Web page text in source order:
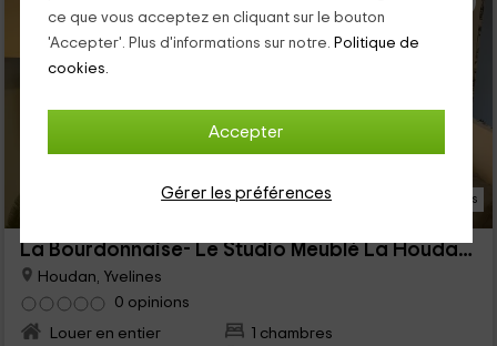
ce que vous acceptez en cliquant sur le bouton
'Accepter'. Plus d'informations sur notre.
Politique de
cookies.
Accepter
Gérer les préférences 12 Photos
La Bourdonnaise- Le Studio Meublé La Houdannaise
Houdan, Yvelines
0 opinions
Louer en entier
1 chambres